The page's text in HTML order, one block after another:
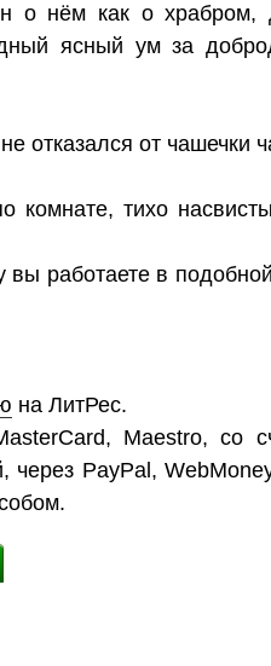
о нём как о храбром,
ясный ум за
отказался от чашечки
комнате, тихо
вы работаете в
на ЛитРес.
Maestro, со
PayPal,